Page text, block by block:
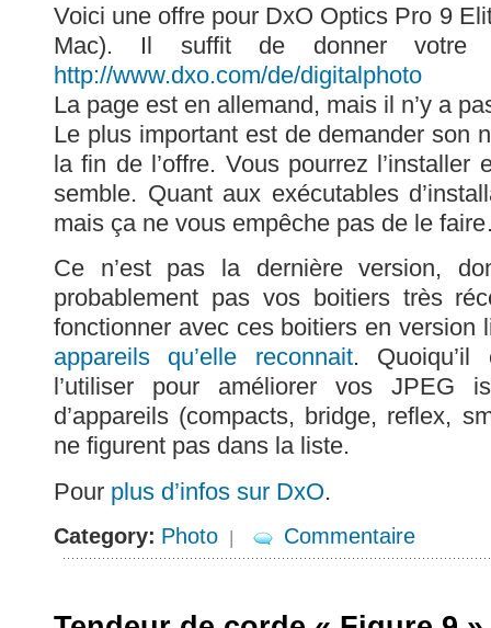
Voici une offre pour DxO Optics Pro 9
Mac). Il suffit de donner
http://www.dxo.com/de/digitalphoto
La page est en allemand, mais il n’y a
Le plus important est de demander son
la fin de l’offre. Vous pourrez l’installer
semble. Quant aux exécutables
mais ça ne vous empêche pas de le
Ce n’est pas la dernière version,
probablement pas vos boitiers très
fonctionner avec ces boitiers en version
appareils qu’elle reconnait. Quoiqu’il
l’utiliser pour améliorer vos JPEG
d’appareils (compacts, bridge, reflex,
ne figurent pas dans la liste.
Pour plus d’infos sur DxO.
Category: Photo | Commentaire